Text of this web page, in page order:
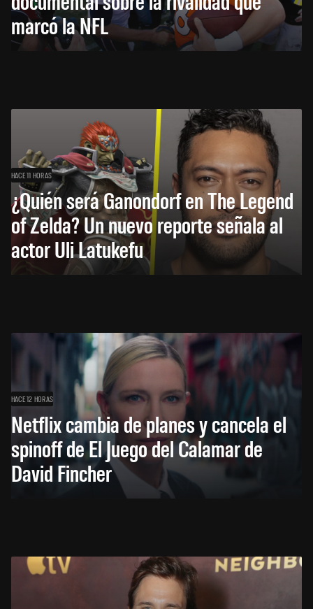
marcó la NFL
HACE 11 HORAS
¿Quién será Ganondorf en The Legend
of Zelda? Un nuevo reporte señala al
actor Uli Latukefu
HACE 12 HORAS
Netflix cambia de planes y cancela el
spinoff de El Juego del Calamar de
David Fincher